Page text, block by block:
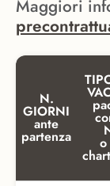
Maggiori
N.
GIORNI
ante
partenza o